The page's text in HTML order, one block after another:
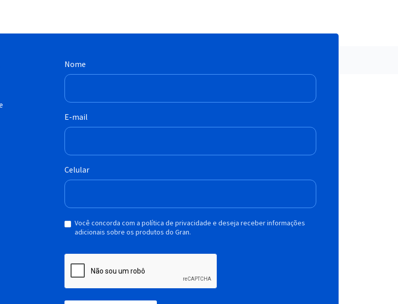
Nome
E-mail
Celular
Você concorda com a política de privacidade e deseja receber informações
adicionais sobre os produtos do Gran.